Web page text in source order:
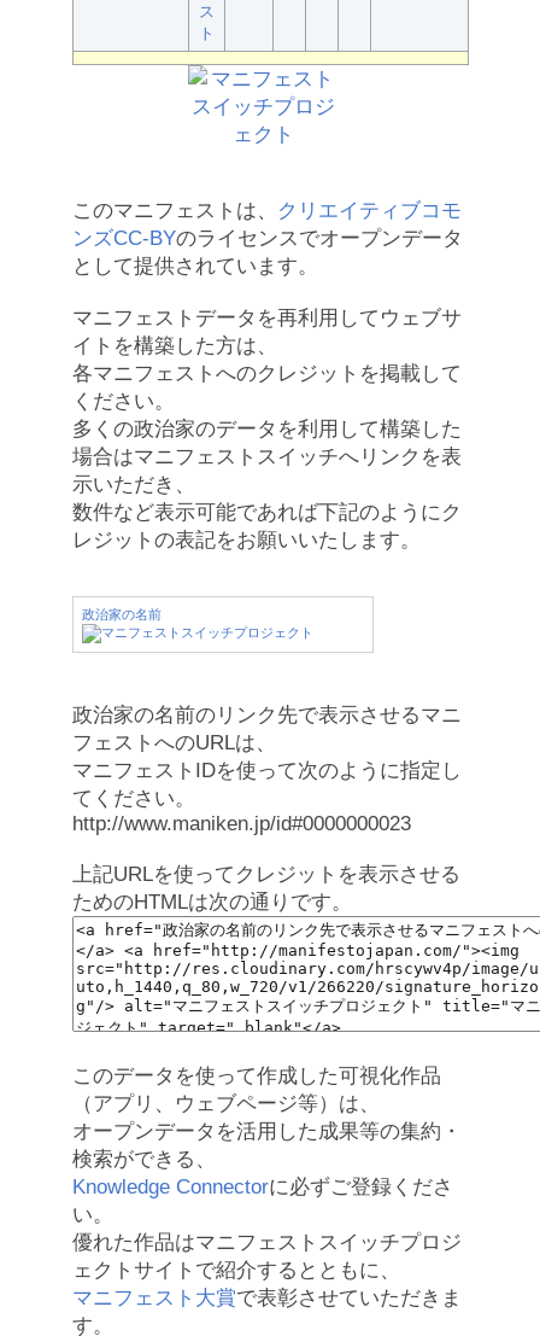
ス
ト
このマニフェストは、
クリエイティブコモ
ンズCC-BYのライセンスでオープンデータ
として提供されています。
マニフェストデータを再利用してウェブサ
イトを構築した方は、
各マニフェストへのクレジットを掲載して
ください。
多くの政治家のデータを利用して構築した
場合はマニフェストスイッチへリンクを表
示いただき、
数件など表示可能であれば下記のようにク
レジットの表記をお願いいたします。
政治家の名前
政治家の名前のリンク先で表示させるマニ
フェストへのURLは、
マニフェストIDを使って次のように指定し
てください。
http://www.maniken.jp/id#0000000023
上記URLを使ってクレジットを表示させる
ためのHTMLは次の通りです。
このデータを使って作成した可視化作品
（アプリ、ウェブページ等）は、
オープンデータを活用した成果等の集約・
検索ができる、
Knowledge Connectorに必ずご登録くださ
い。
優れた作品はマニフェストスイッチプロジ
ェクトサイトで紹介するとともに、
マニフェスト大賞で表彰させていただきま
す。